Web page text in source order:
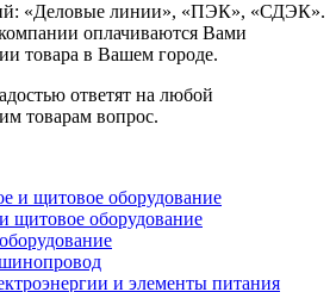
«Деловые линии», «ПЭК», «СДЭК».
оплачиваются Вами
товара в Вашем городе.
ответят на любой
товарам вопрос.
щитовое оборудование